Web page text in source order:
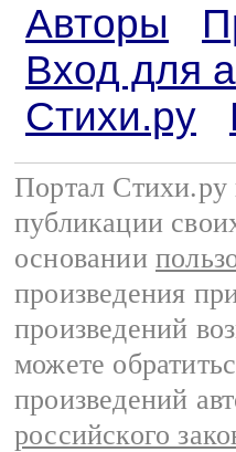
Авторы
Вход для
Стихи.ру
Портал Стихи.ру
публикации
основании
произведения
произведений
можете
произведений
российского